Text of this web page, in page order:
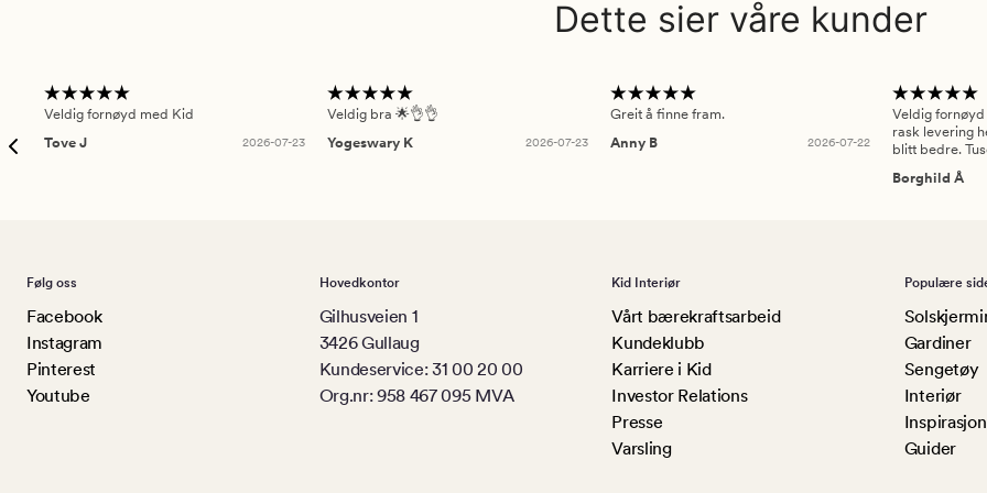
Dette sier våre kunder
Veldig fornøyd med Kid
Tove J
2026-07-23
Veldig bra 🌟👌👌
Yogeswary K
2026-07-23
Greit å finne fram.
Anny B
2026-07-22
Veldig
rask levering
blitt bedre.
Borghild Å
Følg oss
Facebook
Instagram
Pinterest
Youtube
Hovedkontor
Gilhusveien 1
3426 Gullaug
Kundeservice: 31 00 20 00
Org.nr: 958 467 095 MVA
Kid Interiør
Vårt bærekraftsarbeid
Kundeklubb
Karriere i Kid
Investor Relations
Presse
Varsling
Populære
Gardiner
Sengetøy
Interiør
Inspirasjon
Guider